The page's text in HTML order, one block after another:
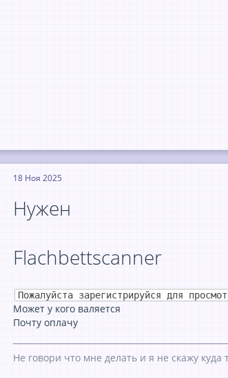
18 Ноя 2025
Нужен
Flachbettscanner
Пожалуйста зарегистрируйся для
Может у кого валяется
Почту оплачу
Не говори что мне делать и я не скажу куда